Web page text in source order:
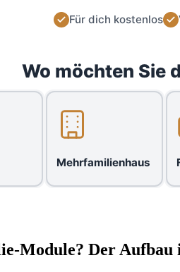
Für dich kostenlos
Wo möchten Sie
Mehrfamilienhaus
Module? Der Aufbau